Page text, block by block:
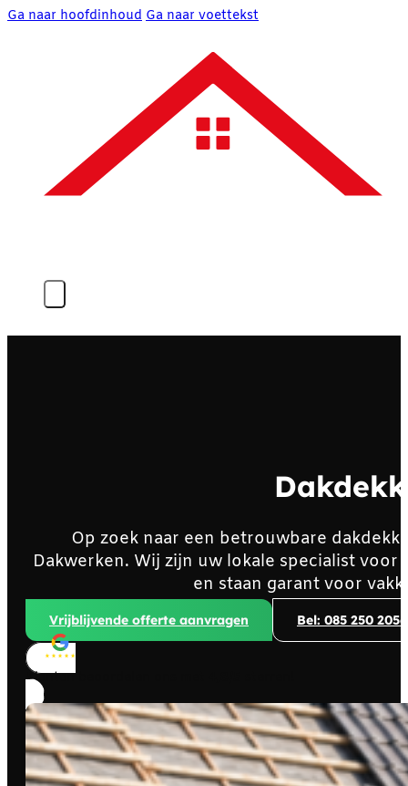
Ga naar hoofdinhoud Ga naar voettekst
Op zoek naar een betrouwbare
Dakwerken. Wij zijn uw lokale specialist
en staan garant voor
Vrijblijvende offerte aanvragen Bel: 085 250 2056
Klanten beoordelen ons met